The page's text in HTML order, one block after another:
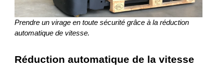
Prendre un virage en toute sécurité grâce à la réduction
automatique de vitesse.
Réduction automatique de la vitesse